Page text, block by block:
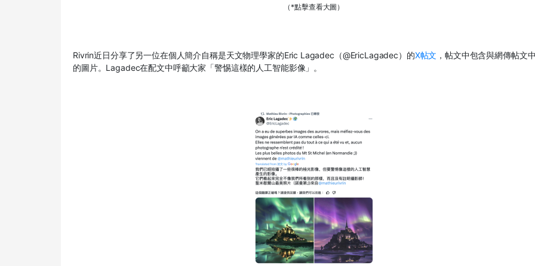
（*點擊查看大圖）
Rivrin近日分享了另一位在個人簡介自稱是天文物理學家的Eric Lagadec （@EricLagadec）的X帖文 ，帖文中包含與網傳帖文
的圖片。Lagadec在配文中呼籲大家「警惕這樣的人工智能影像」。